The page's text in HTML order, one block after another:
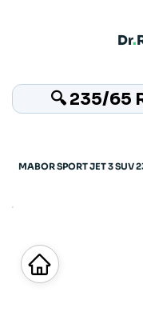
Dr.
🔍 235/65
MABOR SPORT JET 3 SUV